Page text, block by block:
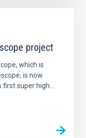
project
which is
is now
super high...